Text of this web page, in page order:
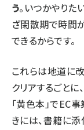
う。いつかやりた
ざ閑散期で時間
できるからです。
これらは地道に
クリアするごとに
「黄色本」でEC
きには、書籍に